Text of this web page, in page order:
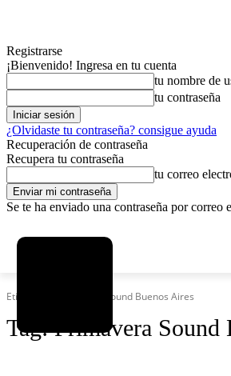
Registrarse
¡Bienvenido! Ingresa en tu cuenta
tu nombre de
tu contraseña
¿Olvidaste tu contraseña? consigue ayuda
Recuperación de contraseña
Recupera tu contraseña
tu correo
Se te ha enviado una contraseña por correo
Etiquetas Primavera Sound Buenos Aires
Tag:Primavera Sound